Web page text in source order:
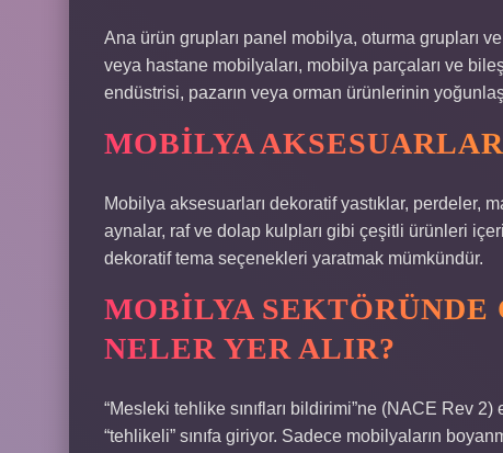
Ana ürün grupları panel mobilya, oturma grupları
veya hastane mobilyaları, mobilya parçaları ve
endüstrisi, pazarın veya orman ürünlerinin
MOBILYA
Mobilya aksesuarları dekoratif yastıklar, perdeler,
aynalar, raf ve dolap kulpları gibi çeşitli ürünleri
dekoratif tema seçenekleri yaratmak mümkündür.
MOBILYA
NELER YER ALIR?
“Mesleki tehlike sınıfları bildirimi”ne (NACE Rev
“tehlikeli” sınıfa giriyor. Sadece mobilyaların